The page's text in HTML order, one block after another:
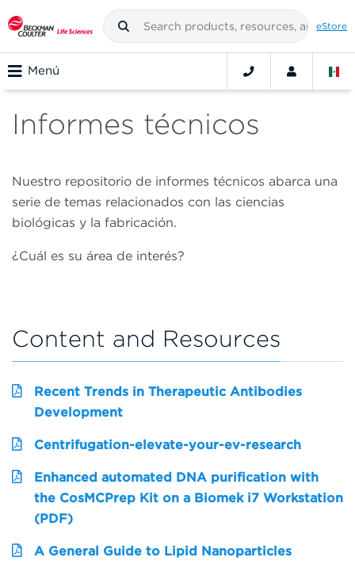
eStore
Menú
Informes técnicos
Nuestro repositorio de informes técnicos abarca una
serie de temas relacionados con las ciencias
biológicas y la fabricación.
¿Cuál es su área de interés?
Content and Resources
Recent Trends in Therapeutic Antibodies
Development
Centrifugation-elevate-your-ev-research
Enhanced automated DNA purification with
the CosMCPrep Kit on a Biomek i7 Workstation
(PDF)
A General Guide to Lipid Nanoparticles